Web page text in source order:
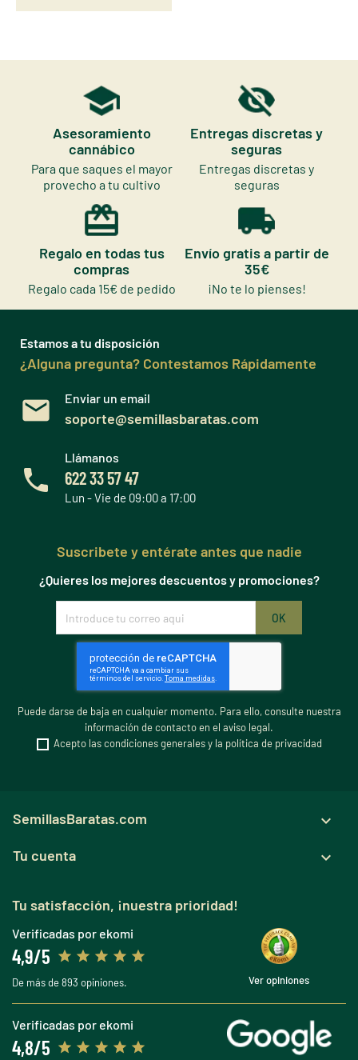
Asesoramiento
cannábico
Para que saques el mayor
provecho a tu cultivo
Entregas discretas y
seguras
Entregas discretas y
seguras
Regalo en todas tus
compras
Regalo cada 15€ de pedido
Envío gratis a partir de
35€
¡No te lo pienses!
Estamos a tu disposición
¿Alguna pregunta? Contestamos Rápidamente
Enviar un email
soporte@semillasbaratas.com
Llámanos
622 33 57 47
Lun - Vie de 09:00 a 17:00
Suscribete y entérate antes que nadie
¿Quieres los mejores descuentos y promociones?
Puede darse de baja en cualquier momento. Para ello, consulte nuestra
información de contacto en el aviso legal.
Acepto las condiciones generales y la política de privacidad
SemillasBaratas.com 
Tu cuenta 
Tu satisfacción, ¡nuestra prioridad!
Verificadas por ekomi
4,9/5
De más de 893 opiniones. Ver opiniones
Verificadas por ekomi
4,8/5